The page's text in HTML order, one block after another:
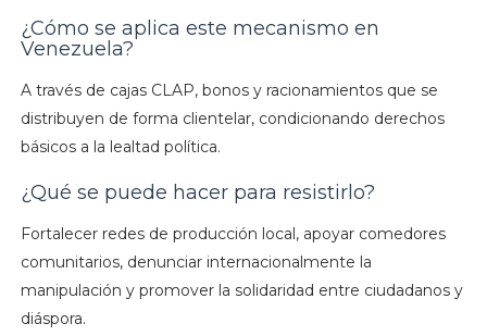
¿Cómo se aplica este mecanismo en
Venezuela?
A través de cajas CLAP, bonos y racionamientos que se
distribuyen de forma clientelar, condicionando derechos
básicos a la lealtad política.
¿Qué se puede hacer para resistirlo?
Fortalecer redes de producción local, apoyar comedores
comunitarios, denunciar internacionalmente la
manipulación y promover la solidaridad entre ciudadanos y
diáspora.